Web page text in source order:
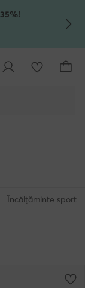
Încălțăminte sport